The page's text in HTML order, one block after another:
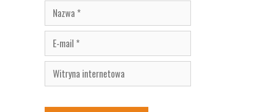
Nazwa
E-
mail
Witryna
internetowa